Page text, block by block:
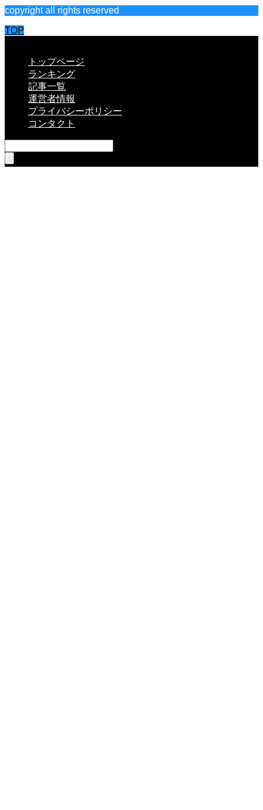
copyright all rights reserved
TOP
トップページ
ランキング
記事一覧
運営者情報
プライバシーポリシー
コンタクト